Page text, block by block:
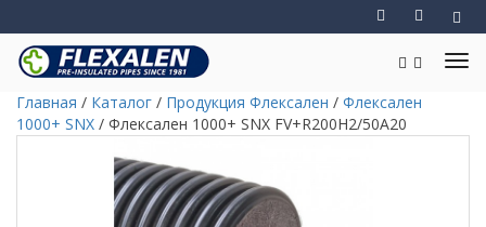
Главная / Каталог / Продукция Флексален / Флексален
1000+ SNX / Флексален 1000+ SNX FV+R200H2/50A20